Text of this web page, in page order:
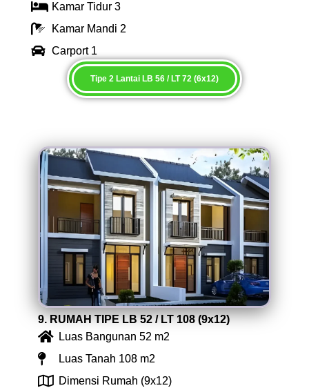
Kamar Tidur 3
Kamar Mandi 2
Carport 1
Tipe 2 Lantai LB 56 / LT 72 (6x12)
9. RUMAH TIPE LB 52 / LT 108 (9x12)
Luas Bangunan 52 m2
Luas Tanah 108 m2
Dimensi Rumah (9x12)